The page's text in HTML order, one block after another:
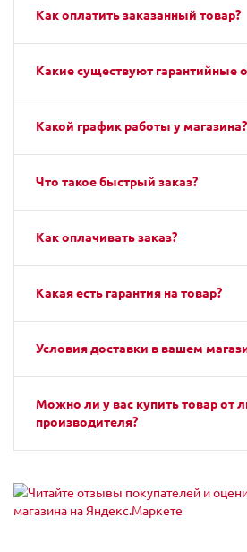
Как оплатить заказанный товар?
Какие существуют гарантийные
Какой график работы у магазина?
Что такое быстрый заказ?
Как оплачивать заказ?
Какая есть гарантия на товар?
Условия доставки в вашем
Можно ли у вас купить товар от
производителя?